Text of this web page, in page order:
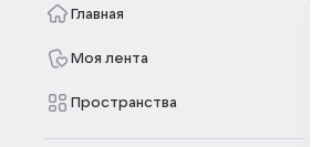
Главная
Моя лента
Пространства